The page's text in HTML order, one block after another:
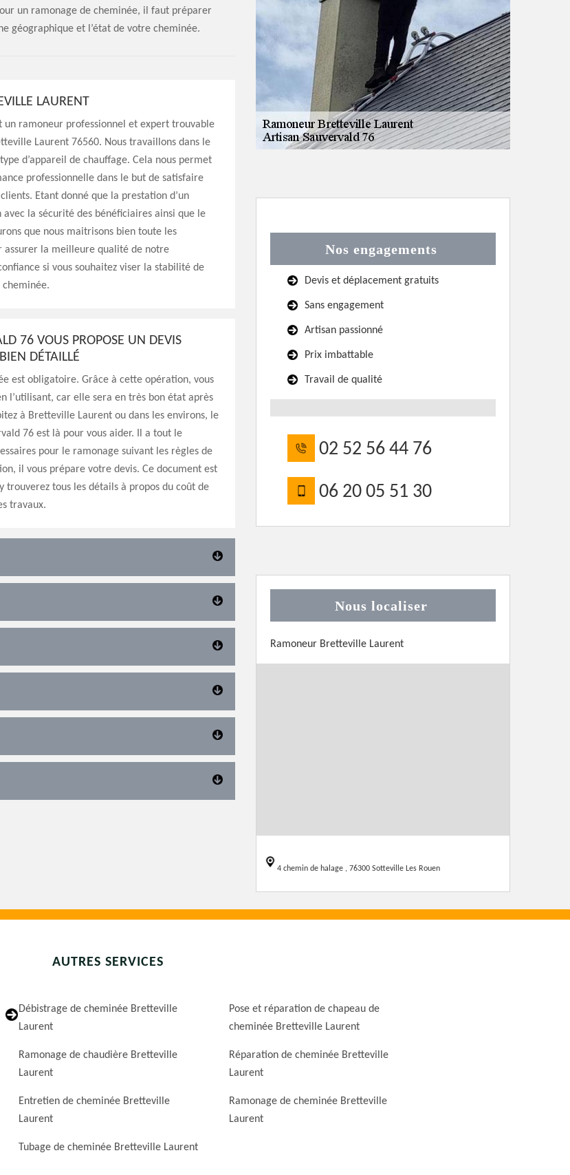
un ramonage de cheminée, il faut préparer
géographique et l’état de votre cheminée.
LAURENT
un ramoneur professionnel et expert trouvable
Laurent 76560. Nous travaillons dans le
d’appareil de chauffage. Cela nous permet
professionnelle dans le but de satisfaire
Etant donné que la prestation d’un
la sécurité des bénéficiaires ainsi que le
que nous maitrisons bien toute les
assurer la meilleure qualité de notre
si vous souhaitez viser la stabilité de
76 VOUS PROPOSE UN DEVIS
DÉTAILLÉ
est obligatoire. Grâce à cette opération, vous
l’utilisant, car elle sera en très bon état après
à Bretteville Laurent ou dans les environs, le
76 est là pour vous aider. Il a tout le
pour le ramonage suivant les règles de
il vous prépare votre devis. Ce document est
trouverez tous les détails à propos du coût de
travaux.
Nos engagements
Devis et déplacement gratuits
Sans engagement
Artisan passionné
Prix imbattable
Travail de qualité
02 52 56 44 76
06 20 05 51 30
Nous localiser
Ramoneur Bretteville Laurent
4 chemin de halage , 76300 Sotteville Les Rouen
AUTRES SERVICES
Débistrage de cheminée Bretteville
Laurent
Ramonage de chaudière Bretteville
Laurent
Entretien de cheminée Bretteville
Laurent
Tubage de cheminée Bretteville Laurent
Pose et réparation de chapeau de
cheminée Bretteville Laurent
Réparation de cheminée Bretteville
Laurent
Ramonage de cheminée Bretteville
Laurent